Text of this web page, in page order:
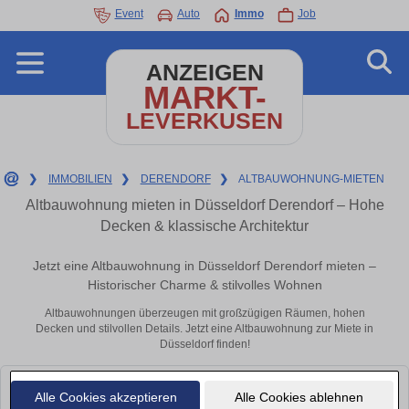
Alle Cookies akzeptieren Alle Cookies ablehnen
Event Auto Immo Job
ANZEIGEN
MARKT-
LEVERKUSEN
❯ IMMOBILIEN ❯ DERENDORF ❯ ALTBAUWOHNUNG-MIETEN
Altbauwohnung mieten in Düsseldorf Derendorf – Hohe
Decken & klassische Architektur
Jetzt eine Altbauwohnung in Düsseldorf Derendorf mieten –
Historischer Charme & stilvolles Wohnen
Altbauwohnungen überzeugen mit großzügigen Räumen, hohen
Decken und stilvollen Details. Jetzt eine Altbauwohnung zur Miete in
Düsseldorf finden!
Leider konnten wir derzeit keine passenden Objekte finden. Schauen Sie
bald wieder vorbei!